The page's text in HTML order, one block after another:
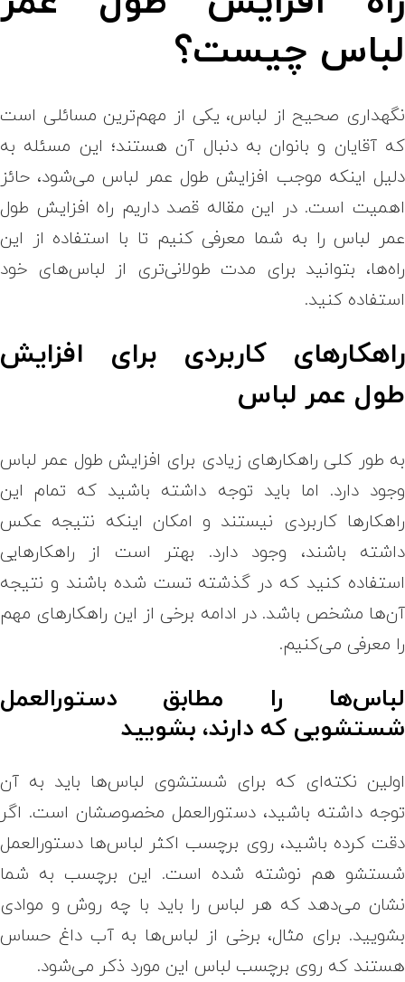
لباس چیست؟
نگهداری صحیح از لباس، یکی از مهم‌ترین مسائلی است
که آقایان و بانوان به دنبال آن هستند؛ این مسئله به
دلیل اینکه موجب افزایش طول عمر لباس می‌شود، حائز
اهمیت است. در این مقاله قصد داریم راه افزایش طول
عمر لباس را به شما معرفی کنیم تا با استفاده از این
راه‌ها، بتوانید برای مدت طولانی‌تری از لباس‌های خود
استفاده کنید.
راهکارهای کاربردی برای افزایش
طول عمر لباس
به طور کلی راهکارهای زیادی برای افزایش طول عمر لباس
وجود دارد. اما باید توجه داشته باشید که تمام این
راهکارها کاربردی نیستند و امکان اینکه نتیجه عکس
داشته باشند، وجود دارد. بهتر است از راهکارهایی
استفاده کنید که در گذشته تست شده باشند و نتیجه
آن‌ها مشخص باشد. در ادامه برخی از این راهکارهای مهم
را معرفی می‌کنیم.
لباس‌ها را مطابق دستورالعمل
شستشویی که دارند، بشویید
اولین نکته‌ای که برای شستشوی لباس‌ها باید به آن
توجه داشته باشید، دستورالعمل مخصوصشان است. اگر
دقت کرده باشید، روی برچسب اکثر لباس‌ها دستورالعمل
شستشو هم نوشته شده است. این برچسب به شما
نشان می‌دهد که هر لباس را باید با چه روش و موادی
بشویید. برای مثال، برخی از لباس‌ها به آب داغ حساس
هستند که روی برچسب لباس این مورد ذکر می‌شود.